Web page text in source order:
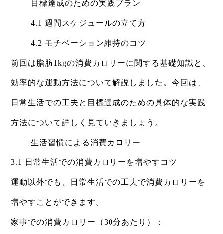
目標達成のための実践プラン
4.1 週間スケジュールの立て方
4.2 モチベーション維持のコツ
前回は脂肪1kgの消費カロリーに関する基礎知識と、
効率的な運動方法について解説しました。今回は、
日常生活での工夫と目標達成のための具体的な実践
方法について詳しく見ていきましょう。
生活習慣による消費カロリー
3.1 日常生活での消費カロリーを増やすコツ
運動以外でも、日常生活での工夫で消費カロリーを
増やすことができます。
家事での消費カロリー（30分あたり）：